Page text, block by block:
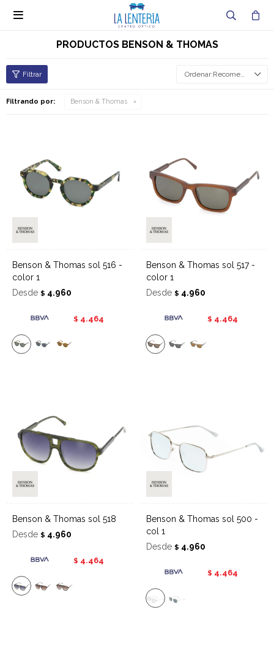

PRODUCTOS BENSON & THOMAS
Recomendados
Filtrando por: Benson & Thomas
Benson & Thomas sol 516 -
color 1
Desde $ 4.960
$ 4.464
Benson & Thomas sol 517 -
color 1
Desde $ 4.960
$ 4.464
Benson & Thomas sol 518
Desde $ 4.960
$ 4.464
Benson & Thomas sol 500 -
col 1
Desde $ 4.960
$ 4.464